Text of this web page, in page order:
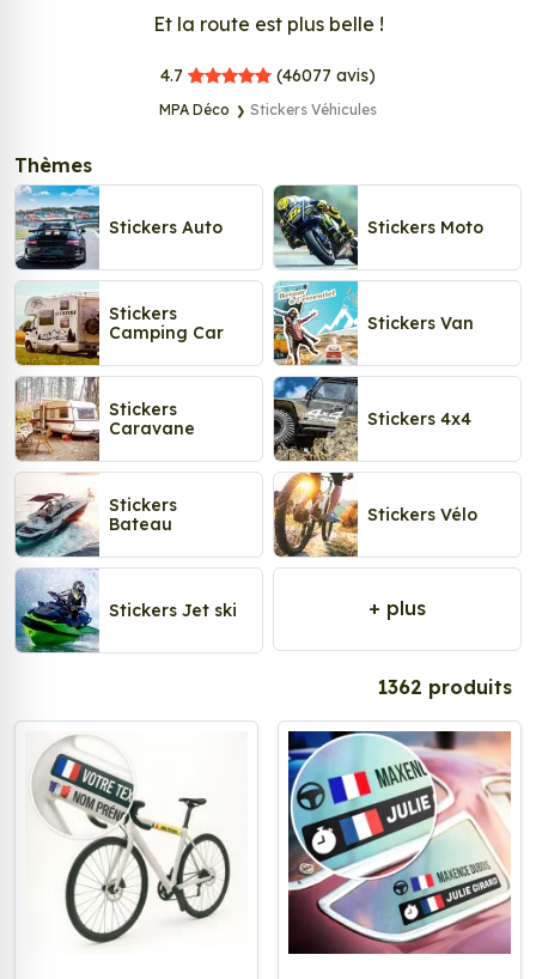
Et la route est plus belle !
MPA Déco
4.7 (46077 avis)
MPA Déco Stickers Véhicules
Thèmes
Stickers Auto Stickers Moto
Stickers
Camping Car
Stickers Van
Stickers
Caravane
Stickers 4x4
Stickers
Bateau
Stickers Vélo
Stickers Jet ski + plus
1362 produits